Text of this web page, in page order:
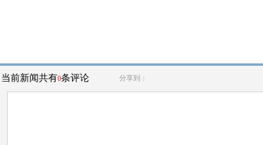
当前新闻共有0条评论 分享到：